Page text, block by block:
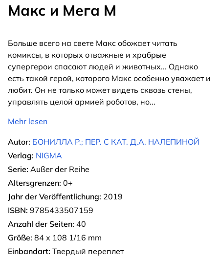
Макс и Мега М
Больше всего на свете Макс обожает читать
комиксы, в которых отважные и храбрые
супергерои спасают людей и животных... Однако
есть такой герой, которого Макс особенно уважает и
любит. Он не только может видеть сквозь стены,
управлять целой армией роботов, но...
Mehr lesen
Autor: БОНИЛЛА Р.; ПЕР. С КАТ. Д.А. НАЛЕПИНОЙ
Verlag: NIGMA
Serie: Außer der Reihe
Altersgrenzen: 0+
Jahr der Veröffentlichung: 2019
ISBN: 9785433507159
Anzahl der Seiten: 40
Größe: 84 х 108 1/16 mm
Einbandart: Твердый переплет